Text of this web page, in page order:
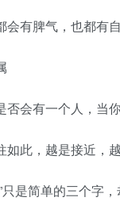
有脾气，也都有自
会有一个人，当你
，越是接近，越
是简单的三个字，